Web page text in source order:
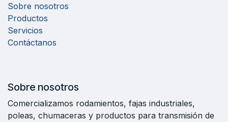
Sobre nosotros
Productos
Servicios
Contáctanos
Sobre nosotros
Comercializamos rodamientos, fajas industriales,
poleas, chumaceras y productos para transmisión de